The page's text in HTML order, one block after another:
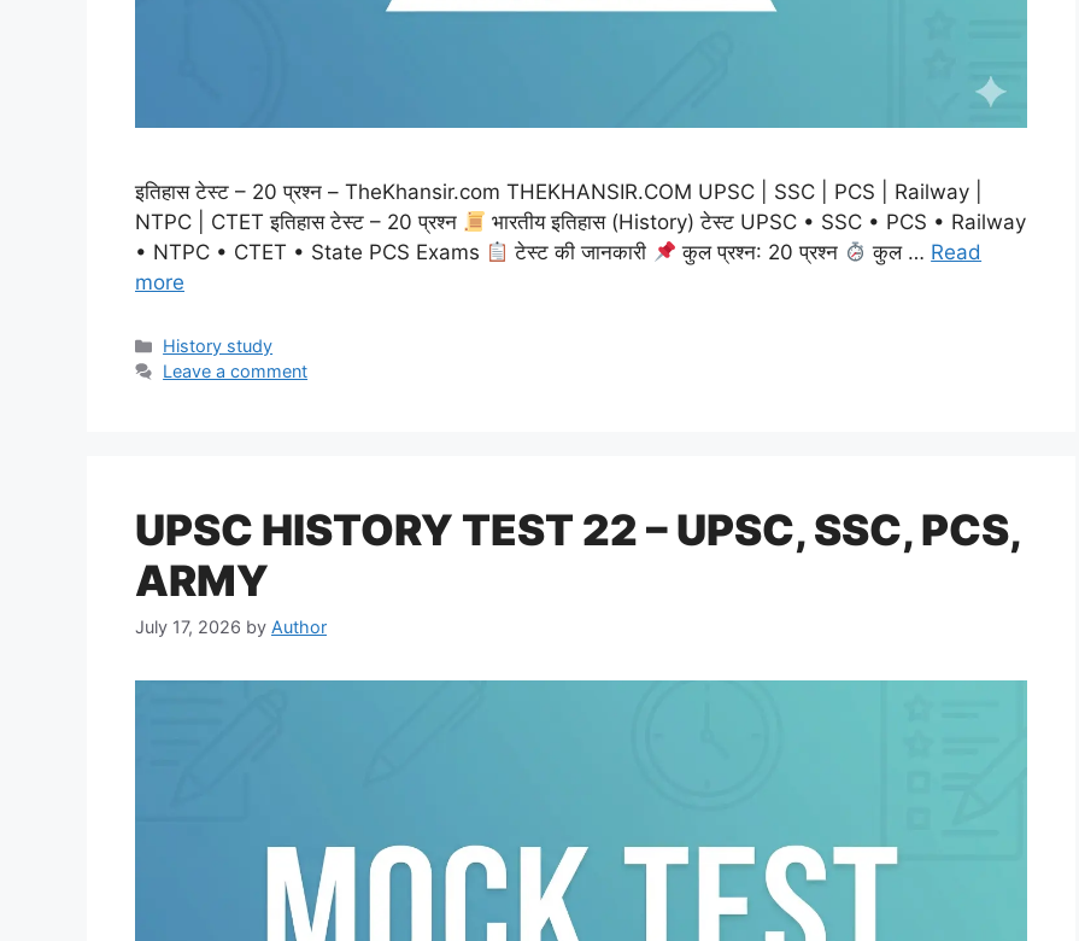
इतिहास टेस्ट – 20 प्रश्न – TheKhansir.com THEKHANSIR.COM UPSC | SSC | PCS | Railway |
NTPC | CTET इतिहास टेस्ट – 20 प्रश्न
भारतीय इतिहास (History) टेस्ट UPSC • SSC • PCS • Railway
• NTPC • CTET • State PCS Exams
टेस्ट की जानकारी कुल प्रश्न: 20 प्रश्न कुल … Read
more
Categories
History study
Leave a comment
UPSC HISTORY TEST 22 – UPSC, SSC, PCS,
ARMY
July 17, 2026 by Author